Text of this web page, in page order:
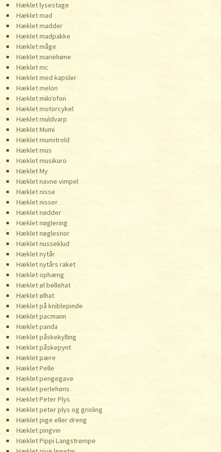
Hæklet lysestage
Hæklet mad
Hæklet madder
Hæklet madpakke
Hæklet måge
Hæklet mariehøne
Hæklet mc
Hæklet med kapsler
Hæklet melon
Hæklet mikrofon
Hæklet motorcykel
Hæklet muldvarp
Hæklet Mumi
Hæklet mumitrold
Hæklet mus
Hæklet musikuro
Hæklet My
Hæklet navne vimpel
Hæklet nisse
Hæklet nisser
Hæklet nødder
Hæklet nøglering
Hæklet nøglesnor
Hæklet nusseklud
Hæklet nytår
Hæklet nytårs raket
Hæklet ophæng
Hæklet øl bøllehat
Hæklet ølhat
Hæklet på kniblepinde
Hæklet pacmann
Hæklet panda
Hæklet påskekylling
Hæklet påskepynt
Hæklet pære
Hæklet Pelle
Hæklet pengegave
Hæklet perlehøns
Hæklet Peter Plys
Hæklet peter plys og grisling
Hæklet pige eller dreng
Hæklet pingvin
Hæklet Pippi Langstrømpe